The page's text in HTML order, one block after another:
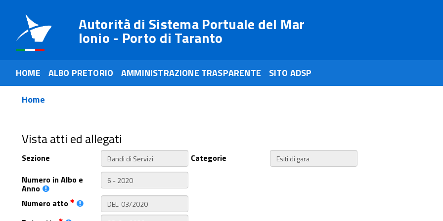
Autorità di Sistema Portuale del Mar
Ionio - Porto di Taranto
HOME ALBO PRETORIO AMMINISTRAZIONE TRASPARENTE
SITO ADSP
Home
Vista atti ed allegati
Sezione
Categorie
Numero in Albo e
Anno
Numero atto